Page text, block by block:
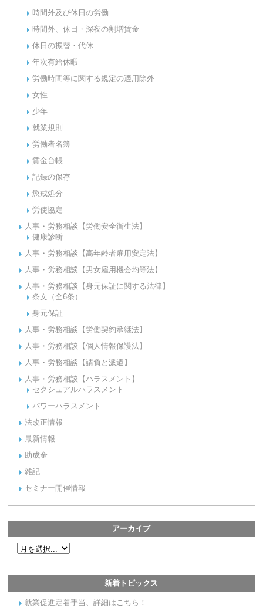
時間外及び休日の労働
時間外、休日・深夜の割増賃金
休日の振替・代休
年次有給休暇
労働時間等に関する規定の適用除外
女性
少年
就業規則
労働者名簿
賃金台帳
記録の保存
懲戒処分
労使協定
人事・労務相談【労働安全衛生法】
健康診断
人事・労務相談【高年齢者雇用安定法】
人事・労務相談【男女雇用機会均等法】
人事・労務相談【身元保証に関する法律】
条文（全6条）
身元保証
人事・労務相談【労働契約承継法】
人事・労務相談【個人情報保護法】
人事・労務相談【請負と派遣】
人事・労務相談【ハラスメント】
セクシュアルハラスメント
パワーハラスメント
法改正情報
最新情報
助成金
雑記
セミナー開催情報
アーカイブ
新着トピックス
就業促進定着手当、詳細はこちら！